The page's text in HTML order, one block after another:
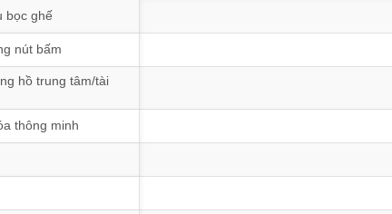
bọc ghế
nút bấm
hồ trung tâm/tài
thông minh